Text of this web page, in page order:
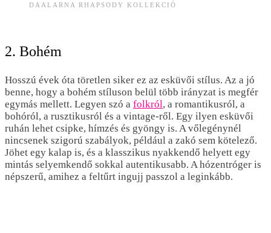
DAALARNA RHAPSODY KOLLEKCIÓ
2. Bohém
Hosszú évek óta töretlen siker ez az esküvői stílus. Az a jó
benne, hogy a bohém stíluson belül több irányzat is megfér
egymás mellett. Legyen szó a folkról, a romantikusról, a
bohóról, a rusztikusról és a vintage-ről. Egy ilyen esküvői
ruhán lehet csipke, hímzés és gyöngy is. A vőlegénynél
nincsenek szigorú szabályok, például a zakó sem kötelező.
Jöhet egy kalap is, és a klasszikus nyakkendő helyett egy
mintás selyemkendő sokkal autentikusabb. A hózentróger is
népszerű, amihez a feltűrt ingujj passzol a leginkább.